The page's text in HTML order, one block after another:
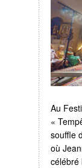
Au
«
souffle
où